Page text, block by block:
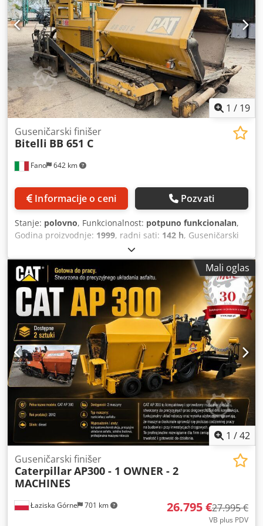
1 / 19
Fano 642 km
Guseničarski finišer
Bitelli BB 651 C
Informacije o ceni Pozvati
Stanje: polovno, Funkcionalnost: potpuno funkcionalan,
Godina proizvodnje: 1999, radni sati: 142 h, Guseničarski
finišer za asfalt Bitelli CAT BB 651 C Godina proizvodnje:
1999 Maksimalna radna težina: 14.500 kg Tip motora:
Deutz F5L 912 Radnih sati: 142 Dedpfezr Ezzjx Ak Eokr U
dobrom opštem stanju PROCENJUJEMO ZAMENU VOZILA
SVIH BRENDOVA, MAN, MERCEDES, DAF, RENAULT, VOLVO,
SCANIA, SA OPREMOM CIFA, SERMAC, PUTZMEISTER; ILI
GRAĐEVINSKIH MAŠINA CATERPILLAR, FIAT HITACHI,
KOMATSU
Mali oglas
1 /42
Łaziska Górne 701 km
Guseničarski finišer
CaterpillarAP300 - 1 OWNER - 2
MACHINES
26.795 €27.995 €
VB plus PDV